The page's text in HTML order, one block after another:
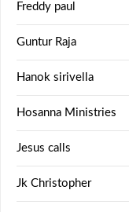
Freddy paul
Guntur Raja
Hanok sirivella
Hosanna Ministries
Jesus calls
Jk Christopher